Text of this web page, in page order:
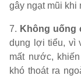
gây ngạt mũi khi
7. Không uống
dụng lợi tiểu, vì
mất nước,
khó thoát ra